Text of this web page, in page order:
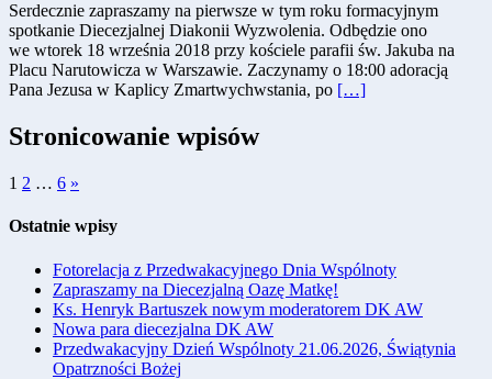
Serdecznie zapraszamy na pierwsze w tym roku formacyjnym
spotkanie Diecezjalnej Diakonii Wyzwolenia. Odbędzie ono
we wtorek 18 września 2018 przy kościele parafii św. Jakuba na
Placu Narutowicza w Warszawie. Zaczynamy o 18:00 adoracją
Pana Jezusa w Kaplicy Zmartwychwstania, po […]
Stronicowanie wpisów
1 2 … 6 »
Ostatnie wpisy
Fotorelacja z Przedwakacyjnego Dnia Wspólnoty
Zapraszamy na Diecezjalną Oazę Matkę!
Ks. Henryk Bartuszek nowym moderatorem DK AW
Nowa para diecezjalna DK AW
Przedwakacyjny Dzień Wspólnoty 21.06.2026, Świątynia
Opatrzności Bożej